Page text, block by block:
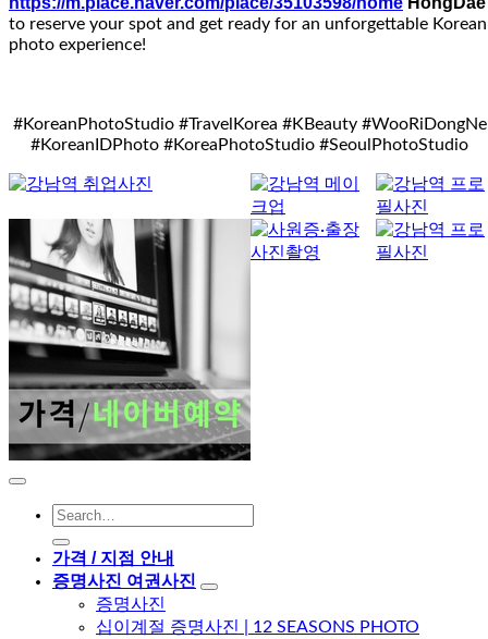
to reserve your spot and get ready for an unforgettable Korean
photo experience!
#KoreanPhotoStudio #TravelKorea #KBeauty #WooRiDongNe
#KoreanIDPhoto #KoreaPhotoStudio #SeoulPhotoStudio
가격 / 지점 안내
증명사진 여권사진
증명사진
십이계절 증명사진 | 12 SEASONS PHOTO